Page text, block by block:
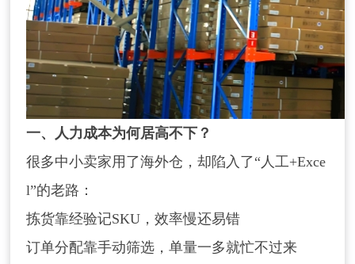
一、人力成本为何居高不下？
很多中小卖家用了海外仓，却陷入了“人工+Exce
l”的老路：
拣货靠经验记SKU，效率慢还易错
订单分配靠手动筛选，单量一多就忙不过来